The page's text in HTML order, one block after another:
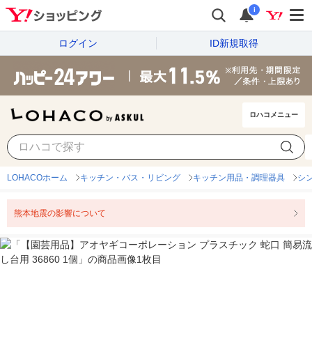
i
ログイン ID新規取得
ロハコメニュー
LOHACOホーム キッチン・バス・リビング キッチン用品・調理器具 シ
熊本地震の影響について